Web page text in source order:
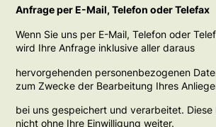
Anfrage per E-Mail, Telefon oder Telefax
Wenn Sie uns per E-Mail, Telefon oder
wird Ihre Anfrage inklusive aller daraus
hervorgehenden personenbezogenen
zum Zwecke der Bearbeitung Ihres
bei uns gespeichert und verarbeitet.
nicht ohne Ihre Einwilligung weiter.